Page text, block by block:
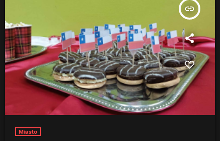
Upcoming shows
TOP CHART
insert_link
Miasto